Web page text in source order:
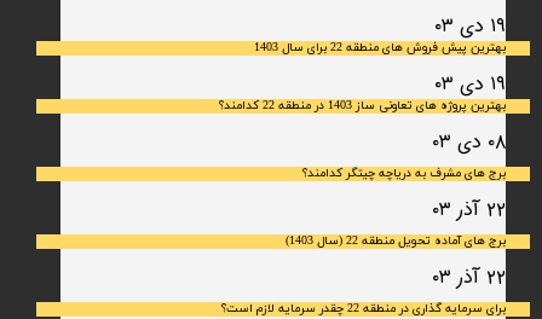
۱۹ دی ۰۳
بهترین پیش فروش های منطقه 22 برای سال 1403
۱۹ دی ۰۳
بهترین پروژه های تعاونی ساز 1403 در منطقه 22 کدامند؟
۰۸ دی ۰۳
برج های مشرف به دریاچه چیتگر کدامند؟
۲۲ آذر ۰۳
برج های آماده تحویل منطقه 22 (سال 1403)
۲۲ آذر ۰۳
برای سرمایه‌ گذاری در منطقه 22 چقدر سرمایه لازم است؟